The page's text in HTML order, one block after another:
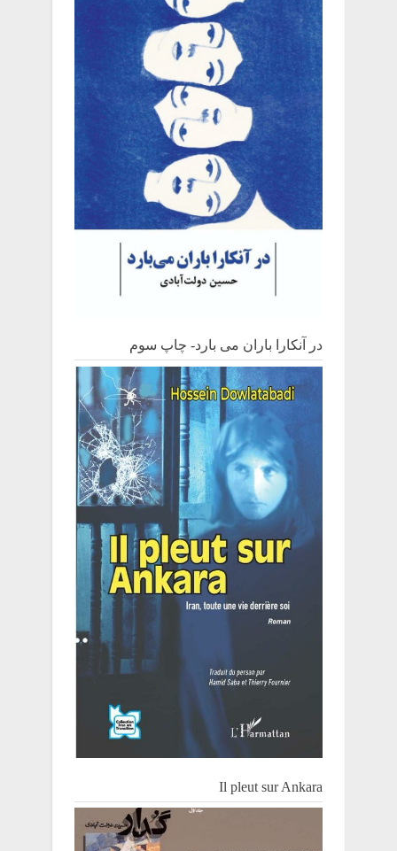
در آنکارا باران می بارد- چاپ سوم
Il pleut sur Ankara